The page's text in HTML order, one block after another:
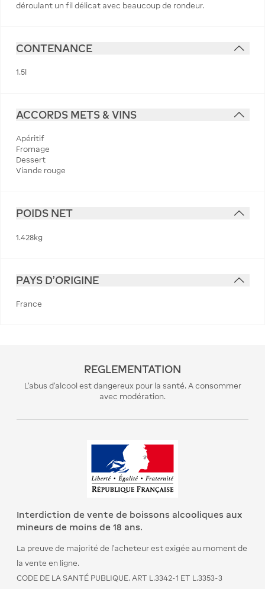
déroulant un fil délicat avec beaucoup de rondeur.
CONTENANCE
1.5l
ACCORDS METS & VINS
Apéritif
Fromage
Dessert
Viande rouge
POIDS NET
1.428kg
PAYS D'ORIGINE
France
REGLEMENTATION
L’abus d’alcool est dangereux pour la santé. A consommer
avec modération.
Interdiction de vente de boissons alcooliques aux
mineurs de moins de 18 ans.
La preuve de majorité de l’acheteur est exigée au moment de
la vente en ligne.
CODE DE LA SANTÉ PUBLIQUE. ART L.3342-1 ET L.3353-3